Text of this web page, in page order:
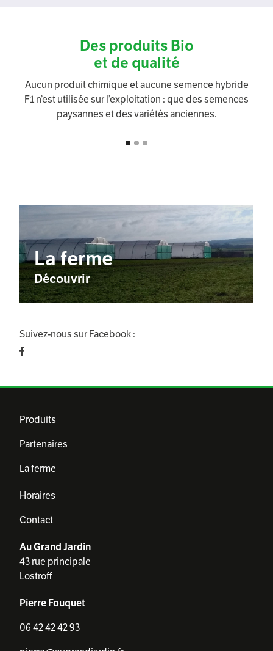
Des produits Bio
et de qualité
Aucun produit chimique et aucune semence hybride
F1 n’est utilisée sur l’exploitation : que des semences
paysannes et des variétés anciennes.
La ferme
Découvrir
Suivez-nous sur Facebook :
Produits
Partenaires
La ferme
Horaires
Contact
Au Grand Jardin
43 rue principale
Lostroff
Pierre Fouquet
06 42 42 42 93‬